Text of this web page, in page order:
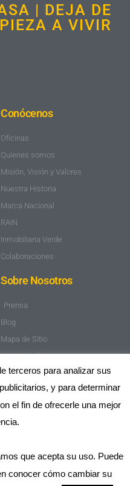
| DEJA DE
A VIVIR
Conócenos
Oficinas
Quienes somos
Misión, Visión y Valores
Nuestra Historia
Marca Nacional
RAIN
Inmobiliaria Verde
Colaboraciones
Sobre Nosotros
Prensa
Blog
Mapa de Sitio
Aviso Legal
Política de privacidad
SL. RESERVADOS
terceros para analizar sus
y para determinar
el fin de ofrecerle una mejor
que acepta su uso. Puede
conocer cómo cambiar su